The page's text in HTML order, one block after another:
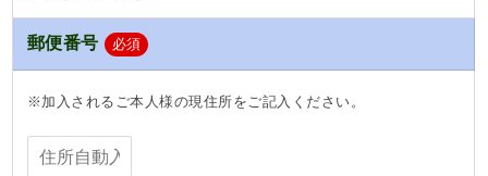
郵便番号 必須
※加入される ご本人様の現住所をご記入ください。